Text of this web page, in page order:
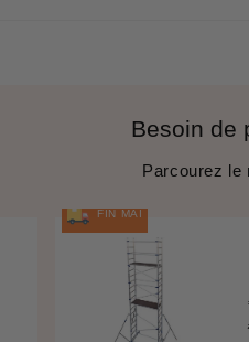
Besoin de
Parcourez le
FIN MAI